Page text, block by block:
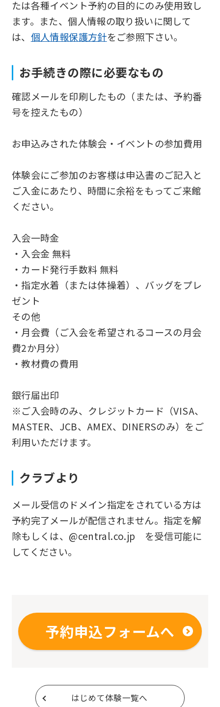
たは各種イベント予約の目的にのみ使用致し
ます。また、個人情報の取り扱いに関して
は、 個人情報保護方針をご参照下さい。
お手続きの際に必要なもの
確認メールを印刷したもの（または、予約番
号を控えたもの）
お申込みされた体験会・イベントの参加費用
体験会にご参加のお客様は申込書のご記入と
ご入金にあたり、時間に余裕をもってご来館
ください。
入会一時金
・入会金 無料
・カード発行手数料 無料
・指定水着（または体操着）、バッグをプレ
ゼント
その他
・月会費（ご入会を希望されるコースの月会
費2か月分）
・教材費の費用
銀行届出印
※ご入会時のみ、クレジットカード（VISA、
MASTER、JCB、AMEX、DINERSのみ）をご
利用いただけます。
クラブより
メール受信のドメイン指定をされている方は
予約完了メールが配信されません。指定を解
除もしくは、@central.co.jp を受信可能に
してください。
予約申込フォームへ
はじめて体験一覧へ
version
of
this
will
be
so
may
not
The
translation
from
ask
that
before
using
the